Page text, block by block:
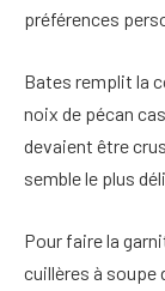
préférences
Bates remplit la
noix de pécan
devaient être
semble le plus
Pour faire la
cuillères à soupe